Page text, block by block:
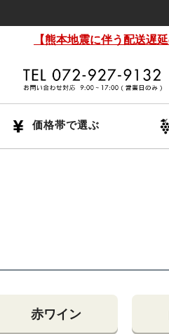
【熊本地震に伴う配送遅
価格帯で選ぶ
赤ワイン